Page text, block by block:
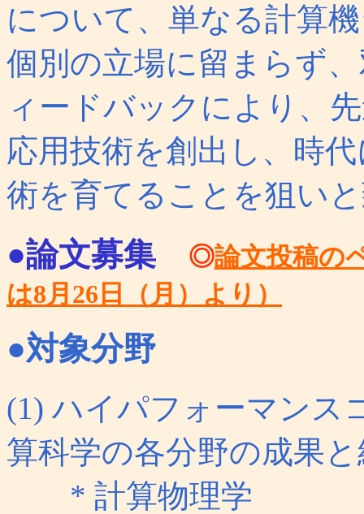
について、単なる計算
個別の立場に留まらず
ィードバックにより、
応用技術を創出し、時
術を育てることを狙い
●論文募集 ◎論文投稿
は8月26日（月）より）
●対象分野
(1) ハイパフォーマンス
算科学の各分野の成果
* 計算物理学